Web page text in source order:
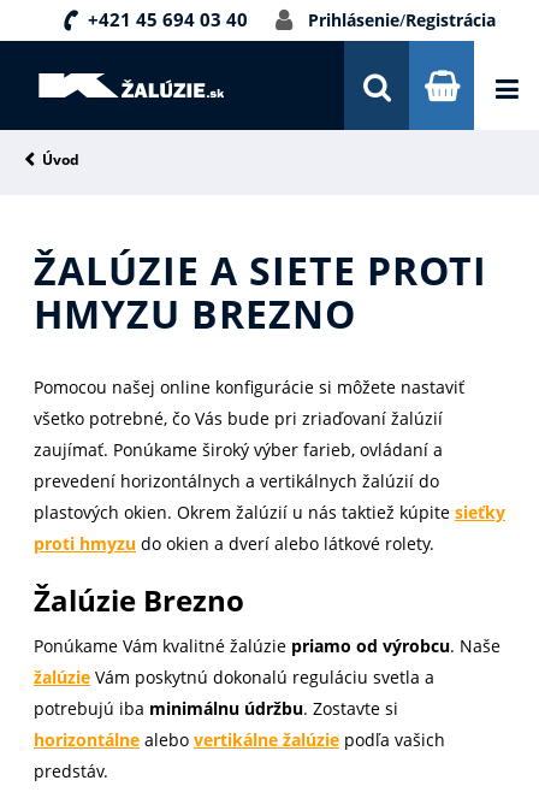
+421 45 694 03 40 Prihlásenie/Registrácia
DOPRAVA A PLATBA
NOVINKY
Úvod
ŽALÚZIE A SIETE PROTI
HMYZU BREZNO
Pomocou našej online konfigurácie si môžete nastaviť
všetko potrebné, čo Vás bude pri zriaďovaní žalúzií
zaujímať. Ponúkame široký výber farieb, ovládaní a
prevedení horizontálnych a vertikálnych žalúzií do
plastových okien. Okrem žalúzií u nás taktiež kúpite sieťky
proti hmyzu do okien a dverí alebo látkové rolety.
Žalúzie Brezno
Ponúkame Vám kvalitné žalúzie priamo od výrobcu. Naše
žalúzie Vám poskytnú dokonalú reguláciu svetla a
potrebujú iba minimálnu údržbu. Zostavte si
horizontálne alebo vertikálne žalúzie podľa vašich
predstáv.